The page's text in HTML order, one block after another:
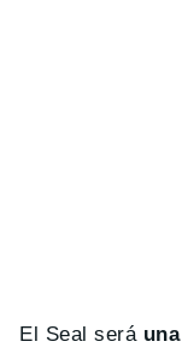
El Seal será